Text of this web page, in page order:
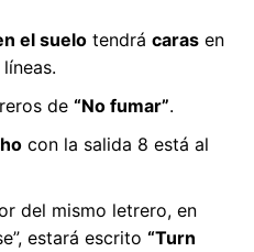
el suelotendrá carasen
de “No fumar”.
con la salida 8 está al
del mismo letrero, en
estará escrito “Turn